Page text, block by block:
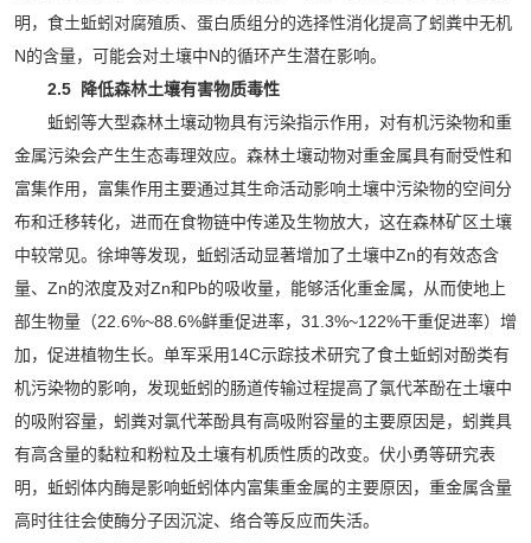
明，食土蚯蚓对腐殖质、蛋白质组分的选择性消化提高了蚓粪中无机
N的含量，可能会对土壤中N的循环产生潜在影响。
2.5 降低森林土壤有害物质毒性
蚯蚓等大型森林土壤动物具有污染指示作用，对有机污染物和重
金属污染会产生生态毒理效应。森林土壤动物对重金属具有耐受性和
富集作用，富集作用主要通过其生命活动影响土壤中污染物的空间分
布和迁移转化，进而在食物链中传递及生物放大，这在森林矿区土壤
中较常见。徐坤等发现，蚯蚓活动显著增加了土壤中Zn的有效态含
量、Zn的浓度及对Zn和Pb的吸收量，能够活化重金属，从而使地上
部生物量（22.6%~88.6%鲜重促进率，31.3%~122%干重促进率）增
加，促进植物生长。单军采用14C示踪技术研究了食土蚯蚓对酚类有
机污染物的影响，发现蚯蚓的肠道传输过程提高了氯代苯酚在土壤中
的吸附容量，蚓粪对氯代苯酚具有高吸附容量的主要原因是，蚓粪具
有高含量的黏粒和粉粒及土壤有机质性质的改变。伏小勇等研究表
明，蚯蚓体内酶是影响蚯蚓体内富集重金属的主要原因，重金属含量
高时往往会使酶分子因沉淀、络合等反应而失活。